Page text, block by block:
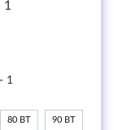
1
1
80 ВТ 90 ВТ